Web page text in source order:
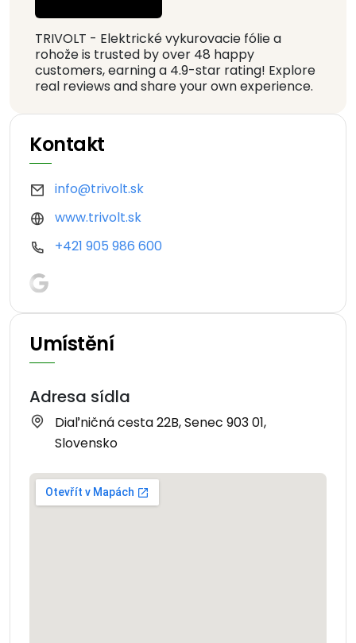
TRIVOLT - Elektrické vykurovacie fólie a
rohože is trusted by over 48 happy
customers, earning a 4.9-star rating! Explore
real reviews and share your own experience.
Kontakt
info@trivolt.sk
www.trivolt.sk
+421 905 986 600
Umístění
Adresa sídla
Diaľničná cesta 22B, Senec 903 01,
Slovensko